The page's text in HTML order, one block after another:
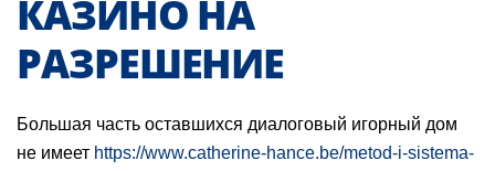
КАЗИНО НА
РАЗРЕШЕНИЕ
Большая часть оставшихся диалоговый игорный дом
не имеет https://www.catherine-hance.be/metod-i-sistema-